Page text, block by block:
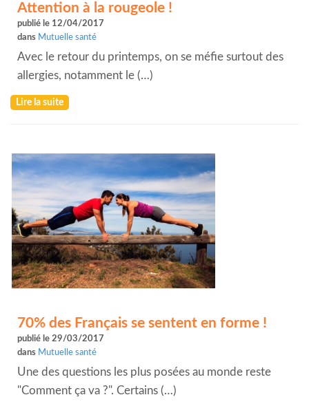
Attention à la rougeole !
publié le 12/04/2017
dans Mutuelle santé
Avec le retour du printemps, on se méfie surtout des
allergies, notamment le (…)
Lire la suite
70% des Français se sentent en forme !
publié le 29/03/2017
dans Mutuelle santé
Une des questions les plus posées au monde reste
"Comment ça va ?". Certains (…)